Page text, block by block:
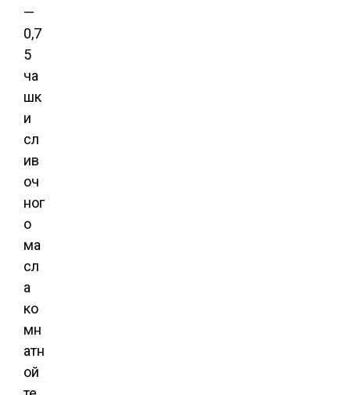
—
0,7
5
ча
шк
и
сл
ив
оч
ног
о
ма
сл
а
ко
мн
атн
ой